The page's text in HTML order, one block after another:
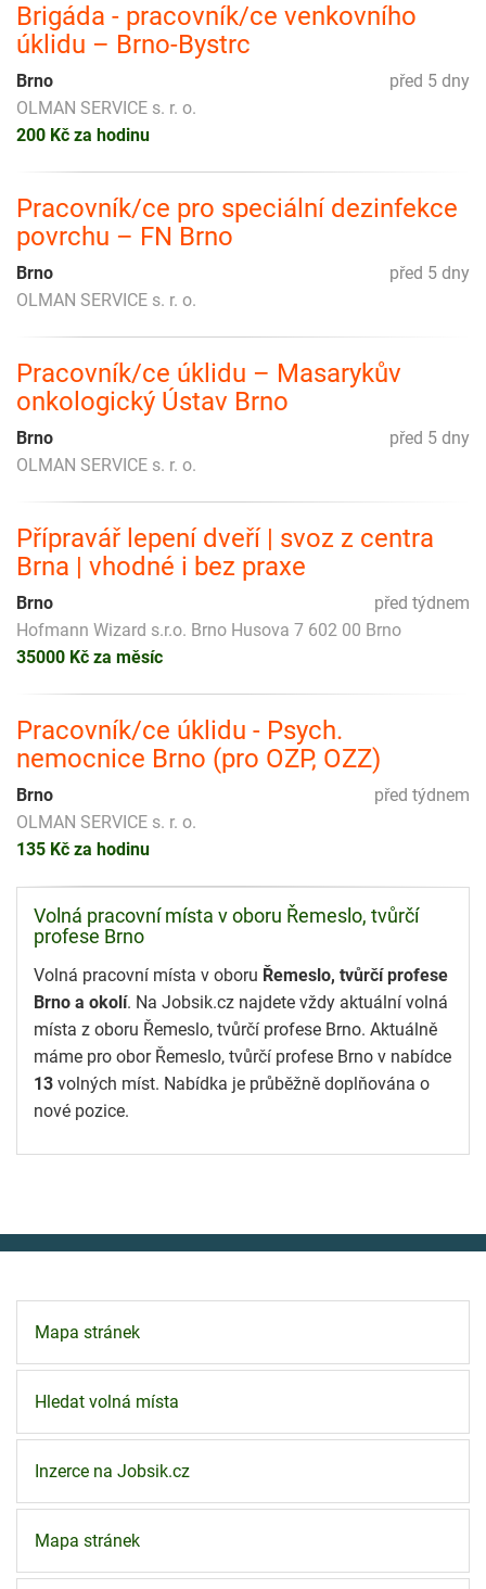
Brigáda - pracovník/ce venkovního
úklidu – Brno-Bystrc
před 5 dny
Brno
OLMAN SERVICE s. r. o.
200 Kč za hodinu
Pracovník/ce pro speciální dezinfekce
povrchu – FN Brno
před 5 dny
Brno
OLMAN SERVICE s. r. o.
Pracovník/ce úklidu – Masarykův
onkologický Ústav Brno
před 5 dny
Brno
OLMAN SERVICE s. r. o.
Přípravář lepení dveří | svoz z centra
Brna | vhodné i bez praxe
před týdnem
Brno
Hofmann Wizard s.r.o. Brno Husova 7 602 00 Brno
35000 Kč za měsíc
Pracovník/ce úklidu - Psych.
nemocnice Brno (pro OZP, OZZ)
před týdnem
Brno
OLMAN SERVICE s. r. o.
135 Kč za hodinu
Volná pracovní místa v oboru Řemeslo, tvůrčí
profese Brno
Volná pracovní místa v oboru Řemeslo, tvůrčí profese
Brno a okolí. Na Jobsik.cz najdete vždy aktuální volná
místa z oboru Řemeslo, tvůrčí profese Brno. Aktuálně
máme pro obor Řemeslo, tvůrčí profese Brno v nabídce
13 volných míst. Nabídka je průběžně doplňována o
nové pozice.
Mapa stránek
Hledat volná místa
Inzerce na Jobsik.cz
Mapa stránek